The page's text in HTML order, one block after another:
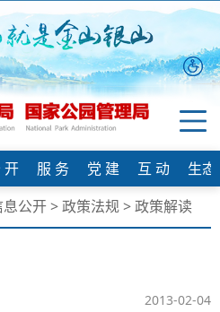
开 服 务 党 建 互 动
生
公开>政策法规>政策解读
2013-02-04